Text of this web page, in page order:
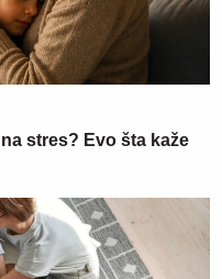
stres? Evo šta kaže